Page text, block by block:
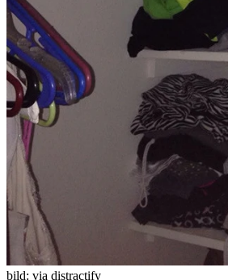
bild: via distractify